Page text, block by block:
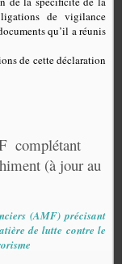
de vigilance
qu’il a réunis
de cette déclaration
complétant
(à jour au
(AMF) précisant
de lutte contre le